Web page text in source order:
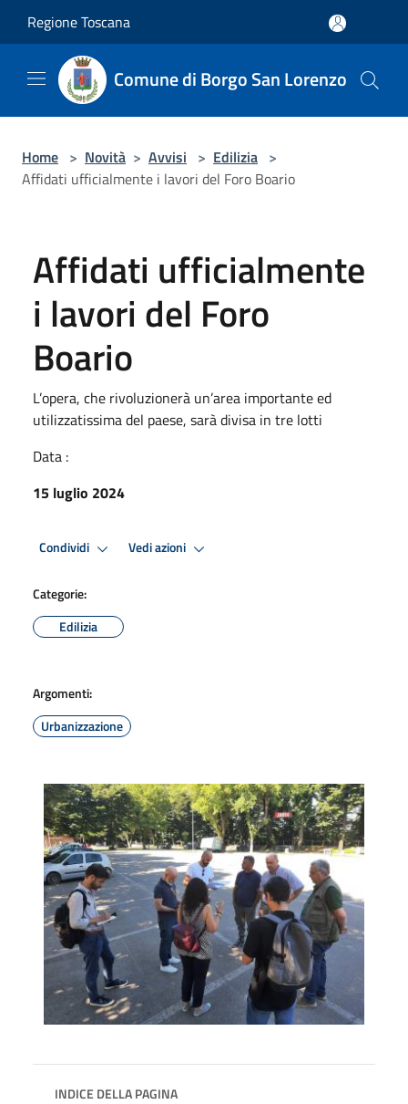
Regione Toscana
Comune di Borgo San Lorenzo
Home > Novità > Avvisi > Edilizia >
Affidati ufficialmente i lavori del Foro Boario
Affidati ufficialmente
i lavori del Foro
Boario
L’opera, che rivoluzionerà un’area importante ed
utilizzatissima del paese, sarà divisa in tre lotti
Data :
15 luglio 2024
Condividi Vedi azioni
Categorie:
Edilizia
Argomenti:
Urbanizzazione
INDICE DELLA PAGINA